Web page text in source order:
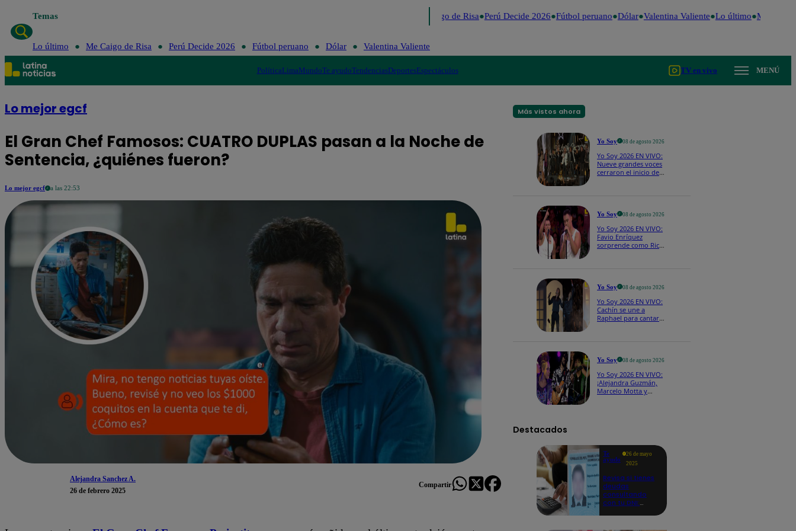
Temas Me Caigo de Risa Perú Decide 2026 Fútbol peruano Dólar Valentina Valiente Lo último Me Caigo
Lo último Me Caigo de Risa Perú Decide 2026 Fútbol peruano Dólar Valentina Valiente
PolíticaLimaMundoTe ayudoTendenciasDeportesEspectáculos TV en vivo MENÚ
Lo mejor egcf
El Gran Chef Famosos: CUATRO DUPLAS pasan a la Noche de
Sentencia, ¿quiénes fueron?
Lo mejor egcf a las 22:53
Alejandra Sanchez A.
26 de febrero 2025
Compartir
Más vistos ahora
Yo Soy 08 de agosto 2026
Yo Soy 2026 EN VIVO:
Nueve grandes voces
cerraron el inicio de
Yo Soy 08 de agosto 2026
Yo Soy 2026 EN VIVO:
Favio Enríquez
sorprende como Ricky
Yo Soy 08 de agosto 2026
Yo Soy 2026 EN VIVO:
Cachín se une a
Raphael para cantar
Yo Soy 08 de agosto 2026
Yo Soy 2026 EN VIVO:
¡Alejandra Guzmán,
Marcelo Motta y
Destacados
Te
ayudo
26 de mayo
2025
Revisa si tienes
deudas
consultando
con tu DNI: